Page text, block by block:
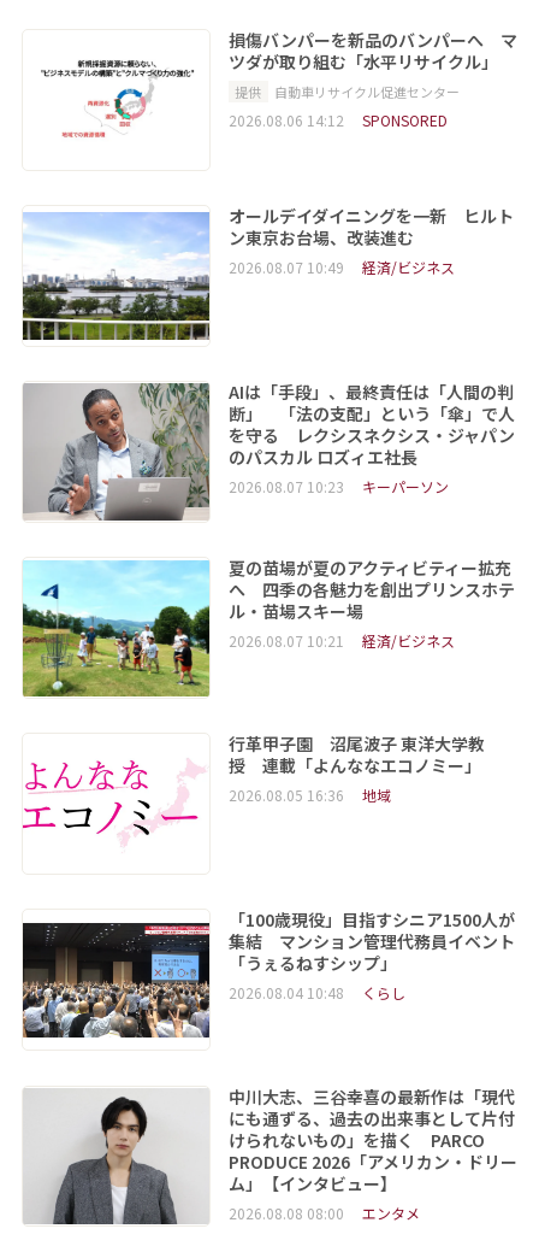
損傷バンパーを新品のバンパーへ マ
ツダが取り組む「水平リサイクル」
提供 自動車リサイクル促進センター
2026.08.06 14:12 SPONSORED
オールデイダイニングを一新 ヒルト
ン東京お台場、改装進む
2026.08.07 10:49 経済/ビジネス
AIは「手段」、最終責任は「人間の判
断」 「法の支配」という「傘」で人
を守る レクシスネクシス・ジャパン
のパスカル ロズィエ社長
2026.08.07 10:23 キーパーソン
夏の苗場が夏のアクティビティー拡充
へ 四季の各魅力を創出プリンスホテ
ル・苗場スキー場
2026.08.07 10:21 経済/ビジネス
行革甲子園 沼尾波子 東洋大学教
授 連載「よんななエコノミー」
2026.08.05 16:36 地域
「100歳現役」目指すシニア1500人が
集結 マンション管理代務員イベント
「うぇるねすシップ」
2026.08.04 10:48 くらし
中川大志、三谷幸喜の最新作は「現代
にも通ずる、過去の出来事として片付
けられないもの」を描く PARCO
PRODUCE 2026「アメリカン・ドリー
ム」【インタビュー】
2026.08.08 08:00 エンタメ